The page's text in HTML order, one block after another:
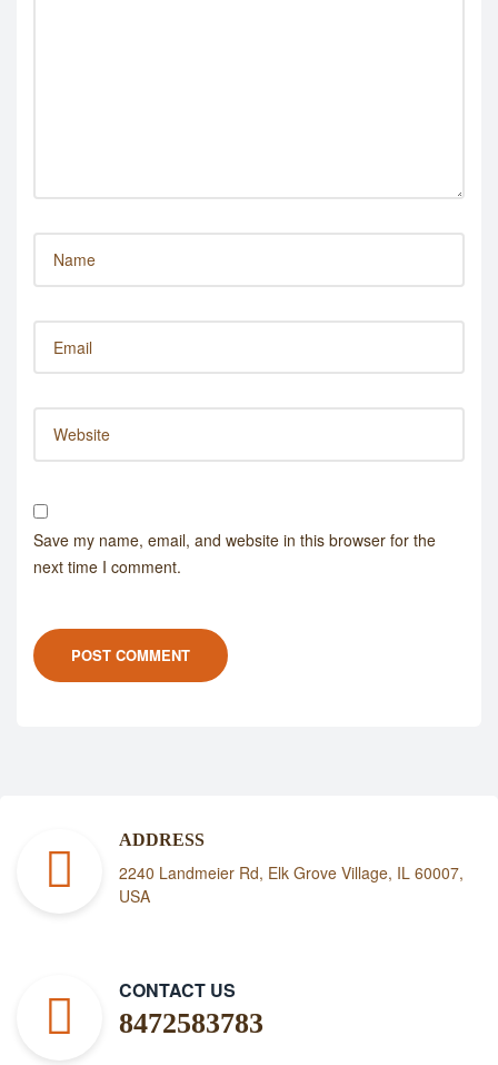
Save my name, email, and website in this browser for the
next time I comment.
POST COMMENT
ADDRESS
2240 Landmeier Rd, Elk Grove Village, IL 60007,
USA
CONTACT US
8472583783